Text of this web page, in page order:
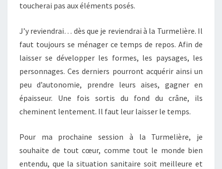
toucherai pas aux éléments posés.
J’y reviendrai… dès que je reviendrai à la Turmelière. Il
faut toujours se ménager ce temps de repos. Afin de
laisser se développer les formes, les paysages, les
personnages. Ces derniers pourront acquérir ainsi un
peu d’autonomie, prendre leurs aises, gagner en
épaisseur. Une fois sortis du fond du crâne, ils
cheminent lentement. Il faut leur laisser le temps.
Pour ma prochaine session à la Turmelière, je
souhaite de tout cœur, comme tout le monde bien
entendu, que la situation sanitaire soit meilleure et